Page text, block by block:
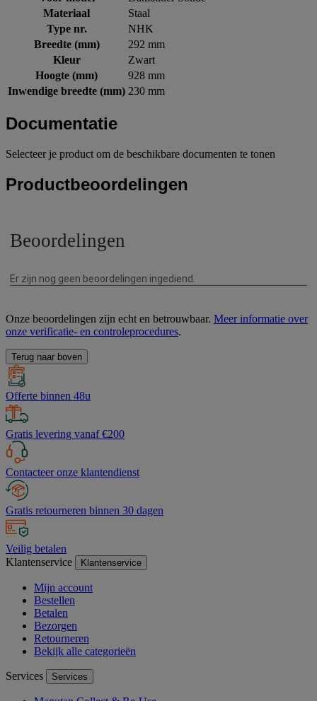
Materiaal
Staal
Type nr.
NHK
Breedte (mm)
292 mm
Kleur
Zwart
Hoogte (mm)
928 mm
Inwendige breedte (mm) 230 mm
Documentatie
Selecteer je product om de beschikbare documenten te tonen
Productbeoordelingen
Onze beoordelingen zijn echt en betrouwbaar. Meer informatie over
onze verificatie- en controleprocedures.
Terug naar boven
Offerte binnen 48u
Gratis levering vanaf €200
Contacteer onze klantendienst
Gratis retourneren binnen 30 dagen
Veilig betalen
Klantenservice
Klantenservice
Mijn account
Bestellen
Betalen
Bezorgen
Retourneren
Bekijk alle categorieën
Services Services